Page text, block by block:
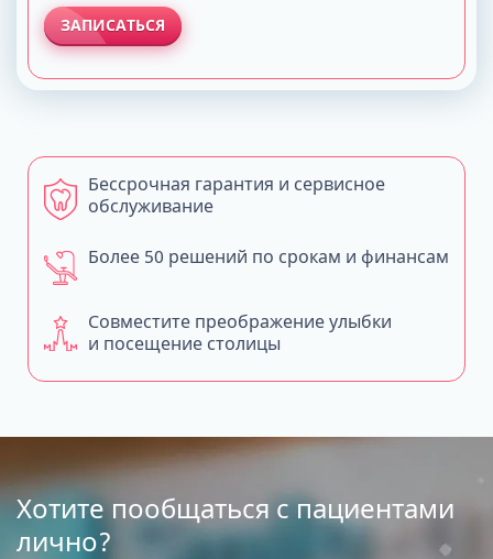
ЗАПИСАТЬСЯ
Совместите преображение улыбки
и посещение столицы
Бессрочная гарантия и сервисное
обслуживание
Более 50 решений по срокам и финансам
Хотите пообщаться с пациентами
лично?